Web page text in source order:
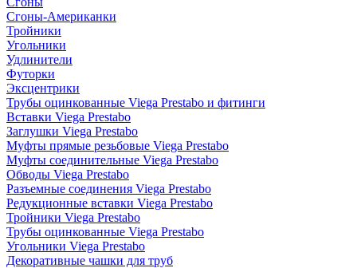
Сгоны-Американки
Тройники
Угольники
Удлинители
Футорки
Эксцентрики
Трубы оцинкованные Viega Prestabo и фитинги
Вставки Viega Prestabo
Заглушки Viega Prestabo
Муфты прямые резьбовые Viega Prestabo
Муфты соединительные Viega Prestabo
Обводы Viega Prestabo
Разъемные соединения Viega Prestabo
Редукционные вставки Viega Prestabo
Тройники Viega Prestabo
Трубы оцинкованные Viega Prestabo
Угольники Viega Prestabo
Декоративные чашки для труб